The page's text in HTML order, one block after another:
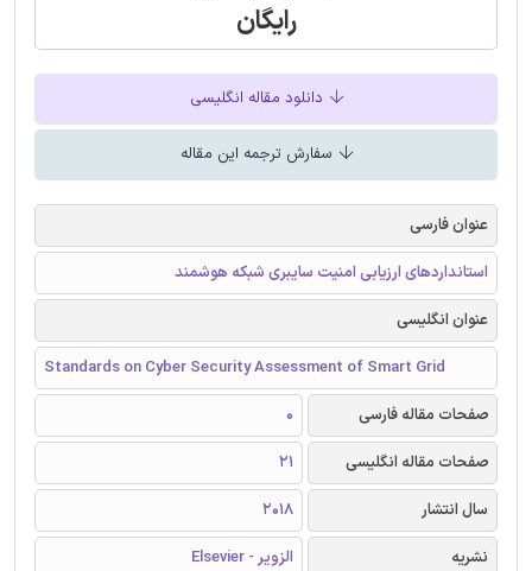
رایگان
دانلود مقاله انگلیسی
سفارش ترجمه این مقاله
عنوان فارسی
استانداردهای ارزیابی امنیت سایبری شبکه هوشمند
عنوان انگلیسی
Standards on Cyber Security Assessment of Smart Grid
صفحات مقاله فارسی
0
صفحات مقاله انگلیسی
21
سال انتشار
2018
نشریه
الزویر - Elsevier